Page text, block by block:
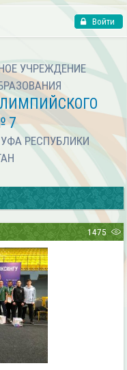
Войти
УЧРЕЖДЕНИЕ
7
РЕСПУБЛИКИ
1475